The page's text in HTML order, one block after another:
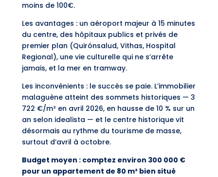
moins de 100€.
Les avantages : un aéroport majeur à 15 minutes
du centre, des hôpitaux publics et privés de
premier plan (Quirónsalud, Vithas, Hospital
Regional), une vie culturelle qui ne s’arrête
jamais, et la mer en tramway.
Les inconvénients : le succès se paie. L’immobilier
malaguène atteint des sommets historiques — 3
722 €/m² en avril 2026, en hausse de 10 % sur un
an selon idealista — et le centre historique vit
désormais au rythme du tourisme de masse,
surtout d’avril à octobre.
Budget moyen : comptez environ 300 000 €
pour un appartement de 80 m² bien situé